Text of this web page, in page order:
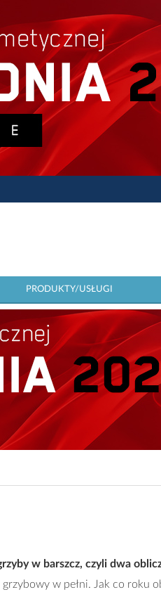
PRODUKTY/USŁUGI
w barszcz, czyli dwa
grzybowy w pełni. Jak co roku